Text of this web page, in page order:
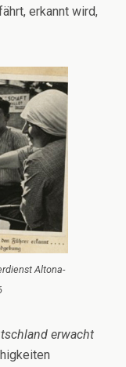
erkannt wird,
Altona-
erwacht